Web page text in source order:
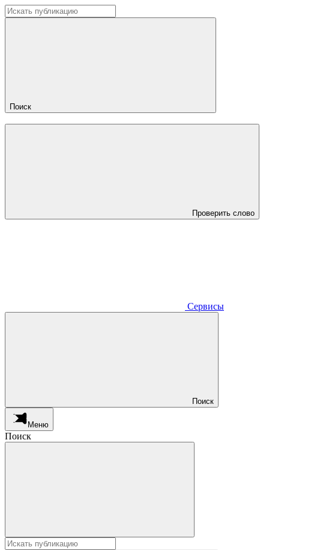
Поиск
Проверить слово
Сервисы
Поиск
Меню
Поиск